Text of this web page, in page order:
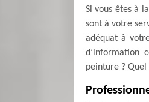
Si vous êtes à
sont à votre
adéquat à
d’information
peinture ?